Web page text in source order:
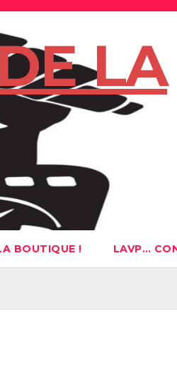
LA
BOUTIQUE ! LAVP…